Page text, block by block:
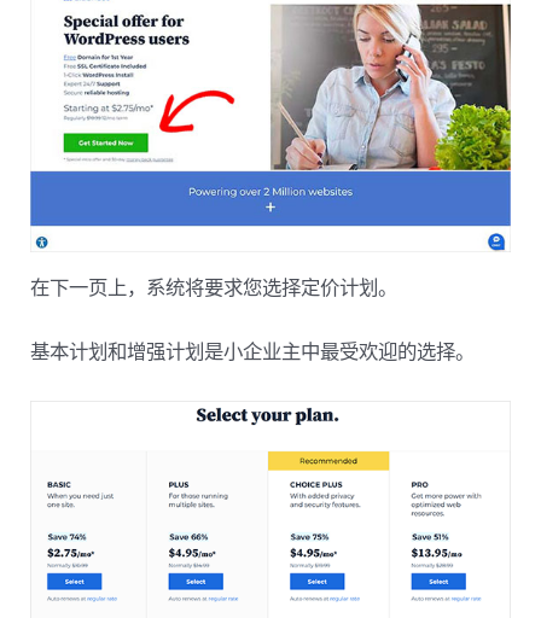
在下一页上，系统将要求您选择定价计划。
基本计划和增强计划是小企业主中最受欢迎的选择。